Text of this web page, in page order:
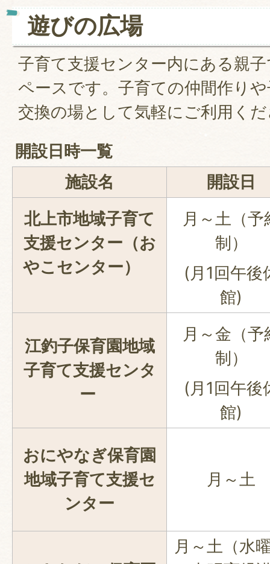
遊びの広場
子育て支援センター内にある親
ペースです。子育ての仲間作り
交換の場として気軽にご利用く
開設日時一覧
施設名
開設日
北上市地域子育て
支援センター（お
やこセンター）
月～土（予
制）
(月1回午後
館)
江釣子保育園地域
子育て支援センタ
ー
月～金（予
制）
(月1回午後
館)
おにやなぎ保育園
地域子育て支援セ
ンター
月～土
月～土（水